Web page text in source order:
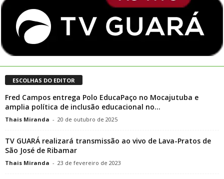
ESCOLHAS DO EDITOR
Fred Campos entrega Polo EducaPaço no Mocajutuba e
amplia política de inclusão educacional no...
Thais Miranda - 20 de outubro de 2025
TV GUARÁ realizará transmissão ao vivo de Lava-Pratos de
São José de Ribamar
Thais Miranda - 23 de fevereiro de 2023